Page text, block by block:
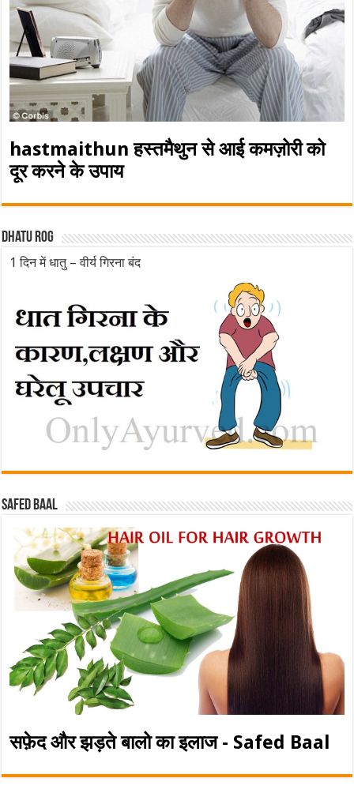
hastmaithun हस्तमैथुन से आई कमज़ोरी को
दूर करने के उपाय
Dhatu rog
1 दिन में धातु – वीर्य गिरना बंद
Safed baal
सफ़ेद और झड़ते बालो का इलाज - Safed Baal